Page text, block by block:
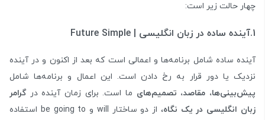
چهار حالت زیر است:
1.آینده ساده در زبان انگلیسی | Future Simple
آینده ساده شامل برنامه‌ها و اعمالی است که بعد از اکنون و در آینده
نزدیک یا دور قرار به رخ دادن است. این اعمال و برنامه‌ها شامل
پیش‌بینی‌ها، مقاصد، تصمیم‌های ما است. برای زمان‌ آینده درگرامر
زبان انگلیسی در یک نگاه
، از دو ساختار will‌ و be going to استفاده